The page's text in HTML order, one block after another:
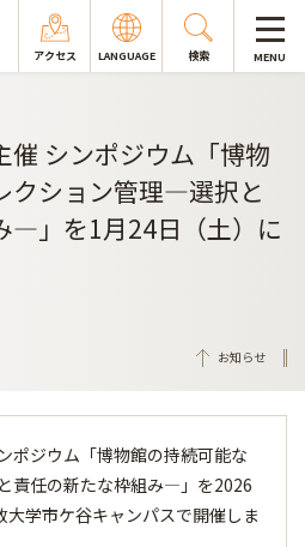
アクセス LANGUAGE 検索 MENU
催 シンポジウム「博物
クション管理―選択と
―」を1月24日（土）に
お知らせ
ポジウム「博物館の持続可能な
責任の新たな枠組み―」を2026
学市ケ谷キャンパスで開催しま